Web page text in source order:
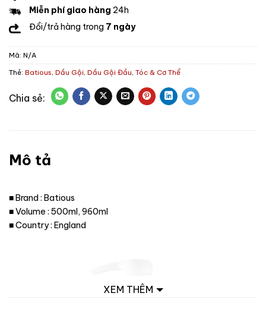
Miễn phí giao hàng 24h
Đổi/trả hàng trong 7 ngày
Mã: N/A
Thẻ: Batious, Dầu Gội, Dầu Gội Đầu, Tóc & Cơ Thể
Mô tả
■ Brand : Batious
■ Volume : 500ml, 960ml
■ Country : England
XEM THÊM